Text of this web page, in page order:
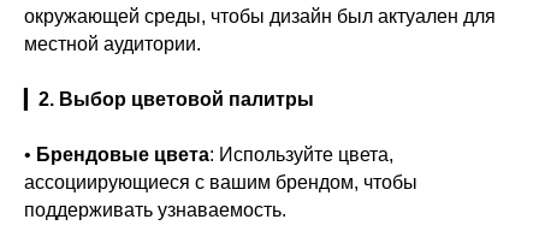
окружающей среды, чтобы дизайн был актуален для
местной аудитории.
2. Выбор цветовой палитры
• Брендовые цвета: Используйте цвета,
ассоциирующиеся с вашим брендом, чтобы
поддерживать узнаваемость.